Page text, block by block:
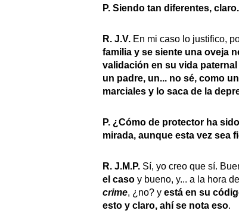
P. Siendo tan diferentes, claro.
R. J.V. En mi caso lo justifico,
familia y se siente una oveja
validación en su vida
un padre, un... no sé, como
marciales y lo saca de la
P. ¿Cómo de protector ha
mirada, aunque esta vez sea
R. J.M.P. Sí, yo creo que sí.
el caso y bueno, y... a la hora
crime, ¿no? y está en su
esto y claro, ahí se nota eso.